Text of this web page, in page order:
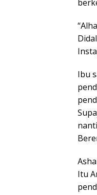
Ibu
Itu